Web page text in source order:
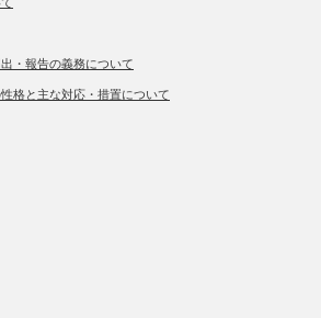
・報告の義務について
格と主な対応・措置について